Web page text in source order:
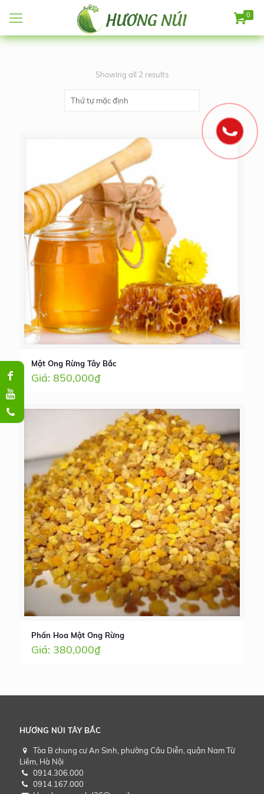
0
Showing all 2 results
Mật Ong Rừng Tây Bắc
850,000₫
Phấn Hoa Mật Ong Rừng
380,000₫
HƯƠNG NÚI TÂY BẮC
Tòa B chung cư An Sinh, phường Cầu Diễn, quận Nam Từ
Liêm, Hà Nội
0914.306.000
0914.167.000